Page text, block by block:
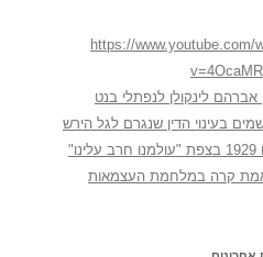
https://www.youtube.com/
אברהם לינקולן לנפתלי בנט
בעינוי הדין שנגרם לגל הירש
קרה במלחמת העצמאות